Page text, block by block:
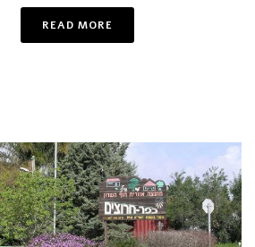
READ MORE